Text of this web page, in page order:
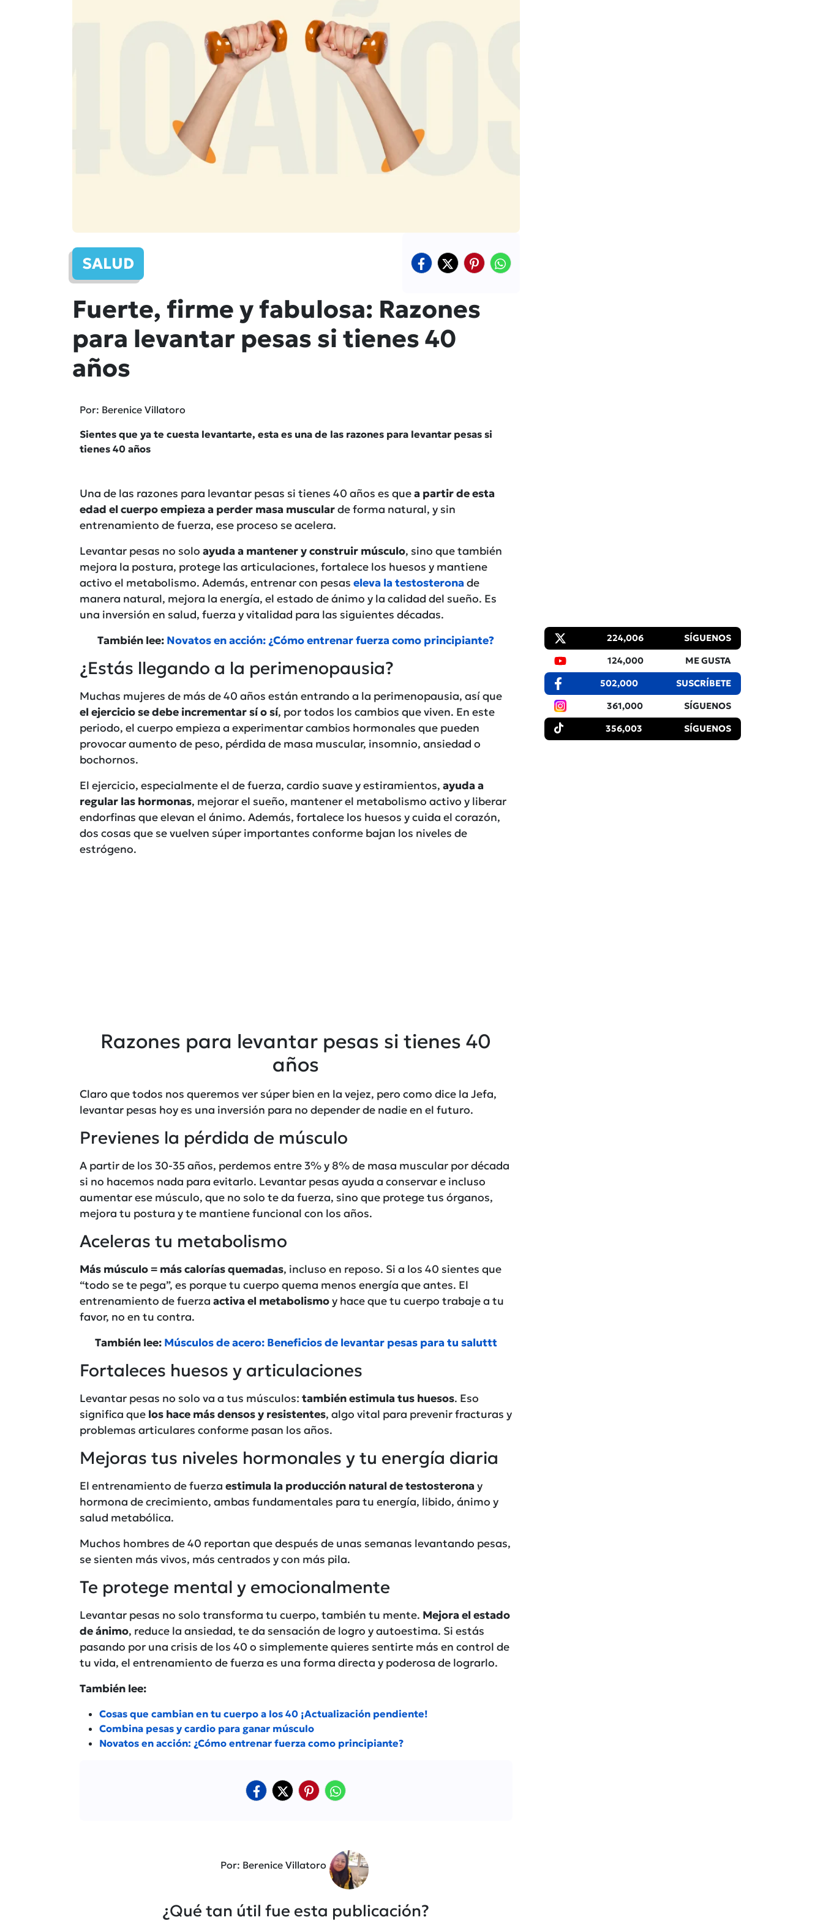
SALUD
Fuerte, firme y fabulosa: Razones
para levantar pesas si tienes 40
años
Por: Berenice Villatoro
Sientes que ya te cuesta levantarte, esta es una de las razones para levantar pesas si
tienes 40 años
Una de las razones para levantar pesas si tienes 40 años es quea partir de esta
edad el cuerpo empieza a perder masa muscularde forma natural, y sin
entrenamiento de fuerza, ese proceso se acelera.
Levantar pesas no solo ayuda a mantener y construir músculo, sino que también
mejora la postura, protege las articulaciones, fortalece los huesos y mantiene
activo el metabolismo. Además, entrenar con pesas eleva la testosteronade
manera natural, mejora la energía, el estado de ánimo y la calidad del sueño. Es
una inversión en salud, fuerza y vitalidad para las siguientes décadas.
También lee: Novatos en acción: ¿Cómo entrenar fuerza como principiante?
¿Estás llegando a la perimenopausia?
Muchas mujeres de más de 40 años están entrando a la perimenopausia, así que
el ejercicio se debe incrementar sí o sí, por todos los cambios que viven. En este
periodo, el cuerpo empieza a experimentar cambios hormonales que pueden
provocar aumento de peso, pérdida de masa muscular, insomnio, ansiedad o
bochornos.
El ejercicio, especialmente el de fuerza, cardio suave y estiramientos, ayuda a
regular las hormonas, mejorar el sueño, mantener el metabolismo activo y liberar
endorfinas que elevan el ánimo. Además, fortalece los huesos y cuida el corazón,
dos cosas que se vuelven súper importantes conforme bajan los niveles de
estrógeno.
Razones para levantar pesas si tienes 40
años
Claro que todos nos queremos ver súper bien en la vejez, pero como dice la Jefa,
levantar pesas hoy es una inversión para no depender de nadie en el futuro.
Previenes la pérdida de músculo
A partir de los 30-35 años, perdemos entre 3% y 8% de masa muscular por década
si no hacemos nada para evitarlo. Levantar pesas ayuda a conservar e incluso
aumentar ese músculo, que no solo te da fuerza, sino que protege tus órganos,
mejora tu postura y te mantiene funcional con los años.
Aceleras tu metabolismo
Más músculo = más calorías quemadas, incluso en reposo. Si a los 40 sientes que
“todo se te pega”, es porque tu cuerpo quema menos energía que antes. El
entrenamiento de fuerza activa el metabolismoy hace que tu cuerpo trabaje a tu
favor, no en tu contra.
También lee: Músculos de acero: Beneficios de levantar pesas para tu saluttt
Fortaleces huesos y articulaciones
Levantar pesas no solo va a tus músculos: también estimula tus huesos. Eso
significa que los hace más densos y resistentes, algo vital para prevenir fracturas y
problemas articulares conforme pasan los años.
Mejoras tus niveles hormonales y tu energía diaria
El entrenamiento de fuerza estimula la producción natural de testosterona y
hormona de crecimiento, ambas fundamentales para tu energía, libido, ánimo y
salud metabólica.
Muchos hombres de 40 reportan que después de unas semanas levantando pesas,
se sienten más vivos, más centrados y con más pila.
Te protege mental y emocionalmente
Levantar pesas no solo transforma tu cuerpo, también tu mente. Mejora el estado
de ánimo, reduce la ansiedad, te da sensación de logro y autoestima. Si estás
pasando por una crisis de los 40 o simplemente quieres sentirte más en control de
tu vida, el entrenamiento de fuerza es una forma directa y poderosa de lograrlo.
También lee:
Cosas que cambian en tu cuerpo a los 40 ¡Actualización pendiente!
Combina pesas y cardio para ganar músculo
Novatos en acción: ¿Cómo entrenar fuerza como principiante?
Por: Berenice Villatoro
¿Qué tan útil fue esta publicación?
224,006 SÍGUENOS
124,000 ME GUSTA
502,000 SUSCRÍBETE
361,000 SÍGUENOS
356,003 SÍGUENOS